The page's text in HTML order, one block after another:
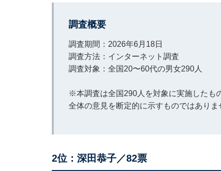
調査概要
調査期間：2026年6月18日
調査方法：インターネット調査
調査対象：全国20〜60代の男女290人
※本調査は全国290人を対象に実施したも
全体の意見を断定的に示すものではありま
2位：深田恭子／82票